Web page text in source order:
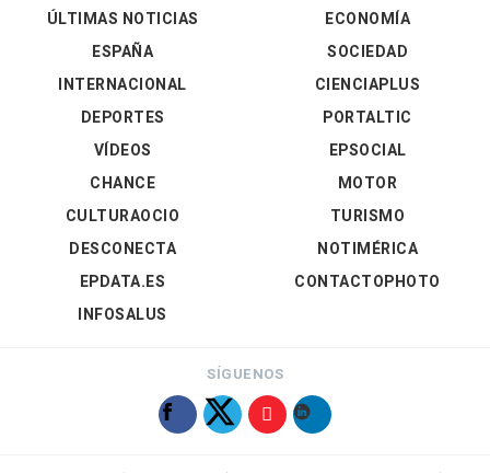
ÚLTIMAS NOTICIAS
ESPAÑA
INTERNACIONAL
DEPORTES
VÍDEOS
ECONOMÍA
SOCIEDAD
CIENCIAPLUS
PORTALTIC
EPSOCIAL
CHANCE
CULTURAOCIO
DESCONECTA
EPDATA.ES
INFOSALUS
MOTOR
TURISMO
NOTIMÉRICA
CONTACTOPHOTO
SÍGUENOS